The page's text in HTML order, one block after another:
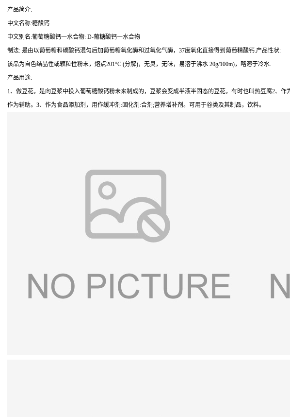
产品简介:
中文名称:糖酸钙
中文别名:葡萄糖酸钙一水合物: D-葡糖酸钙一水合物
制法: 是由以葡萄糖和碳酸钙混匀后加葡萄糖氧化酶和过氧化气酶，37度氧化直接得到葡萄精酸钙.产品性状:
该品为自色结晶性或颗粒性粉末，熔点201°C (分解)，无臭，无味，易溶于沸水 20g/100m)，略溶于冷水.
产品用途:
1、做豆花，是向豆浆中投入葡萄糖酸钙粉未来制成的，豆浆会变成半液半固态的豆花，有时也叫热豆腐2、
作为辅助。3、作为食品添加剂，用作缓冲剂:固化剂:合剂;营养增补剂。可用于谷类及其制品，饮料。